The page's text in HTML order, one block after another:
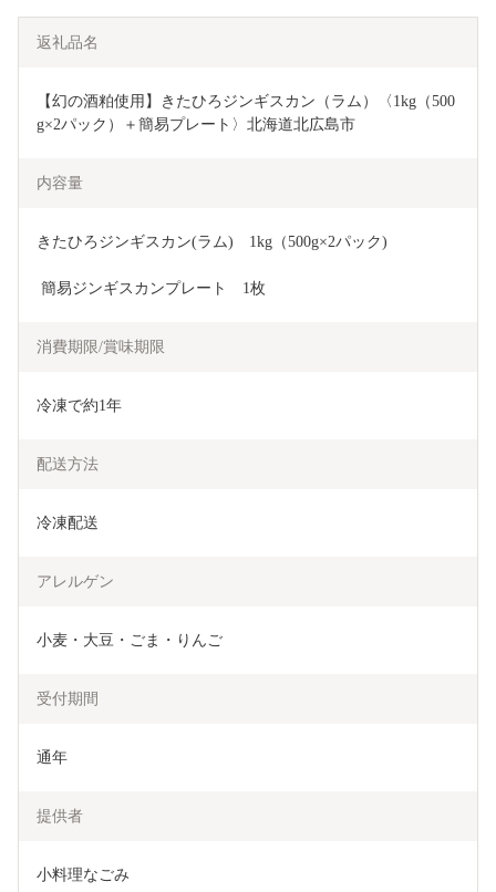
返礼品名
【幻の酒粕使用】きたひろジンギスカン（ラム）〈1kg（500
g×2パック）＋簡易プレート〉北海道北広島市
内容量
きたひろジンギスカン(ラム)　1kg（500g×2パック)
簡易ジンギスカンプレート　1枚
消費期限/賞味期限
冷凍で約1年
配送方法
冷凍配送
アレルゲン
小麦・大豆・ごま・りんご
受付期間
通年
提供者
小料理なごみ